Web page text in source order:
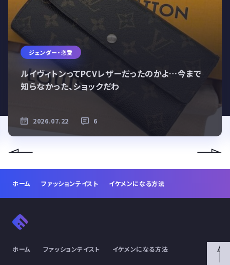
ジェンダー・恋愛
ルイヴィトンってPCVレザーだったのかよ…今まで
知らなかった、ショックだわ
2026.07.22 6
ホーム ファッションテイスト イケメンになる方法
ホーム ファッションテイスト イケメンになる方法